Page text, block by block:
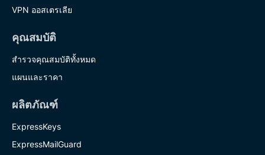
VPN ออสเตรเลีย
คุณสมบัติ
สำรวจคุณสมบัติทั้งหมด
แผนและราคา
ผลิตภัณฑ์
ExpressKeys
ExpressMailGuard